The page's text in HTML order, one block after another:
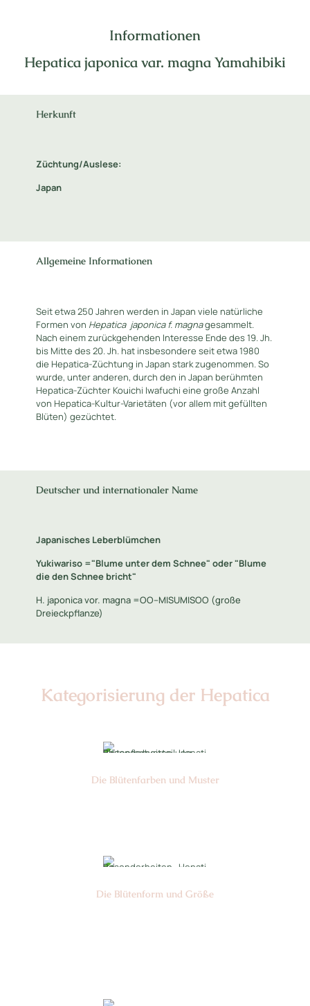
Informationen
Hepatica japonica var. magna Yamahibiki
Herkunft
Züchtung/Auslese:
Japan
Allgemeine Informationen
Seit etwa 250 Jahren werden in Japan viele natürliche
Formen von Hepatica japonica f. magnagesammelt.
Nach einem zurückgehenden Interesse Ende des 19. Jh.
bis Mitte des 20. Jh. hat insbesondere seit etwa 1980
die Hepatica-Züchtung in Japan stark zugenommen. So
wurde, unter anderen, durch den in Japan berühmten
Hepatica-Züchter Kouichi Iwafuchi eine große Anzahl
von Hepatica-Kultur-Varietäten (vor allem mit gefüllten
Blüten) gezüchtet.
Deutscher und internationaler Name
Japanisches Leberblümchen
Yukiwariso ="Blume unter dem Schnee" oder "Blume
die den Schnee bricht"
H. japonica vor. magna =OO--MISUMISOO (große
Dreieckpflanze)
Kategorisierung der Hepatica
Die Blüten­farben und Muster
Die Blüten­form und Größe